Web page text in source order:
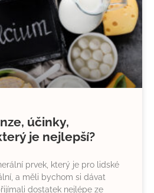
účinky,
je nejlepší?
prvek, který je pro lidské
a měli bychom si dávat
dostatek nejlépe ze